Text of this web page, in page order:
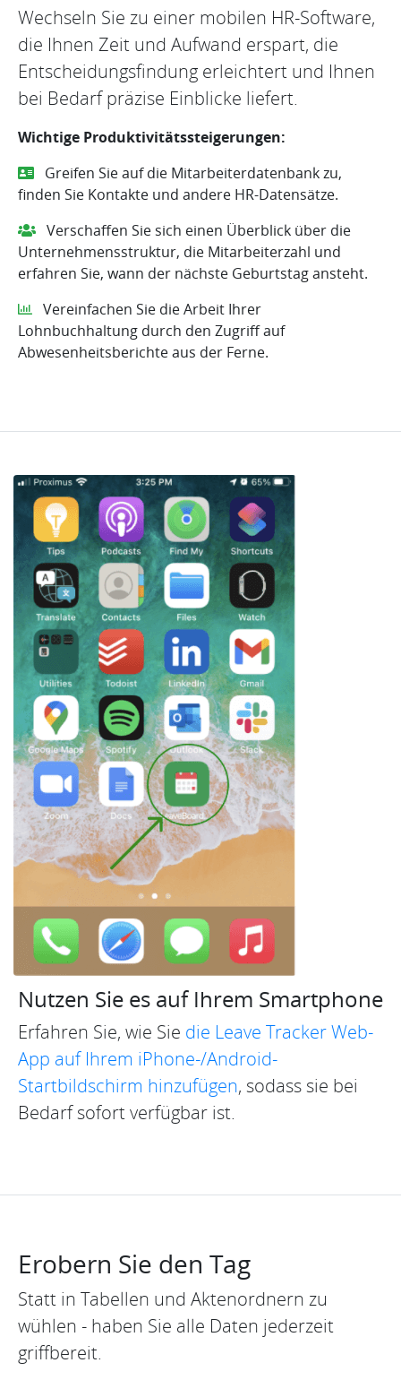
Wechseln Sie zu einer mobilen HR-Software,
die Ihnen Zeit und Aufwand erspart, die
Entscheidungsfindung erleichtert und Ihnen
bei Bedarf präzise Einblicke liefert.
Wichtige Produktivitätssteigerungen:
Greifen Sie auf die Mitarbeiterdatenbank zu,
finden Sie Kontakte und andere HR-Datensätze.
Verschaffen Sie sich einen Überblick über die
Unternehmensstruktur, die Mitarbeiterzahl und
erfahren Sie, wann der nächste Geburtstag ansteht.
Vereinfachen Sie die Arbeit Ihrer
Lohnbuchhaltung durch den Zugriff auf
Abwesenheitsberichte aus der Ferne.
Nutzen Sie es auf Ihrem Smartphone
Erfahren Sie, wie Sie die Leave Tracker Web-
App auf Ihrem iPhone-/Android-
Startbildschirm hinzufügen, sodass sie bei
Bedarf sofort verfügbar ist.
Erobern Sie den Tag
Statt in Tabellen und Aktenordnern zu
wühlen - haben Sie alle Daten jederzeit
griffbereit.